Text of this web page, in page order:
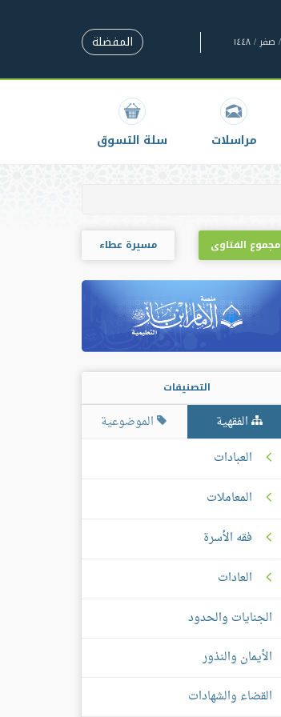
المفضلة
مراسلات سلة التسوق
مجموع الفتاوى مسيرة عطاء
التصنيفات
الفقهية
الموضوعية
العبادات
المعاملات
فقه الأسرة
العادات
الجنايات والحدود
الأيمان والنذور
القضاء والشهادات